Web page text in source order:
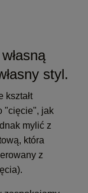
styl.
kształt
"cięcie", jak
mylić z
która
z